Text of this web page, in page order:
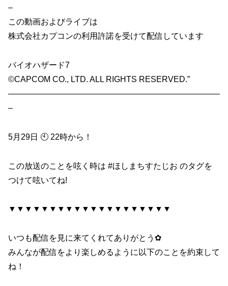
–
この動画およびライブは
株式会社カプコンの利用許諾を受けて配信しています
バイオハザード7
©CAPCOM CO., LTD. ALL RIGHTS RESERVED.”
——————————————————————————
–
5月29日 🕙 22時から！
この放送のことを呟く時は #ほしまちすたじお​ のタグを
つけて呟いてね!
▼▼▼▼▼▼▼▼▼▼▼▼▼▼▼▼▼▼▼▼
いつも配信を見に来てくれてありがとう✿
みんなが配信をより楽しめるように以下のことを約束して
ね！